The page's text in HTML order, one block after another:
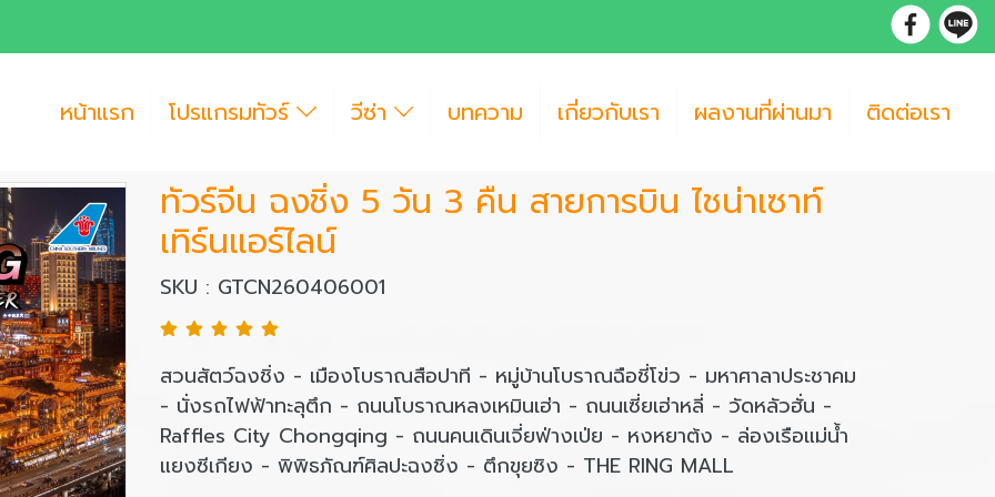
หน้าแรก โปรแกรมทัวร์ วีซ่า บทความ เกี่ยวกับเรา ผลงานที่ผ่านมา ติดต่อเรา
ทัวร์จีน ฉงชิ่ง 5 วัน 3 คืน สายการบิน ไชน่าเซาท์
เทิร์นแอร์ไลน์
SKU : GTCN260406001
สวนสัตว์ฉงชิ่ง - เมืองโบราณสือปาที - หมู่บ้านโบราณฉือชี่โข่ว - มหาศาลาประชาคม
- นั่งรถไฟฟ้าทะลุตึก - ถนนโบราณหลงเหมินเฮ่า - ถนนเซี่ยเฮ่าหลี่ - วัดหลัวฮั่น -
Raffles City Chongqing - ถนนคนเดินเจี่ยฟ่างเป่ย - หงหยาต้ง - ล่องเรือแม่น้ำ
แยงซีเกียง - พิพิธภัณฑ์ศิลปะฉงชิ่ง - ตึกขุยซิง - THE RING MALL